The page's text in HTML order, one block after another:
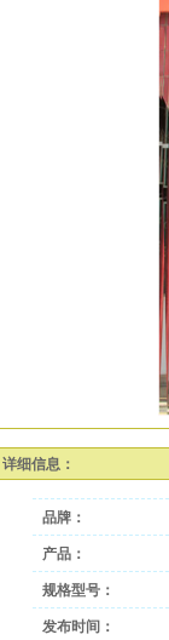
详细信息：
品牌：
产品：
规格型号：
发布时间：